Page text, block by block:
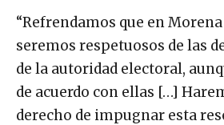
“Refrendamos que en
seremos respetuosos de las
de la autoridad electoral,
de acuerdo con ellas […]
derecho de impugnar esta